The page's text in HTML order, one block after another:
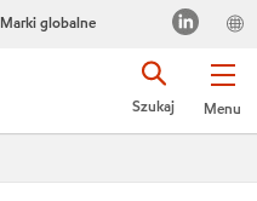
Marki globalne
Menu
Szukaj